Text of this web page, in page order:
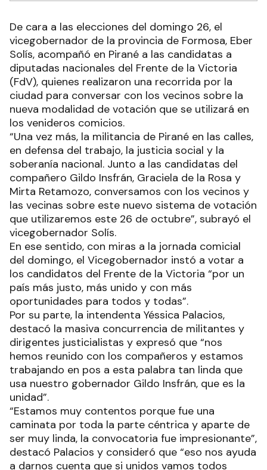
De cara a las elecciones del domingo 26, el
vicegobernador de la provincia de Formosa, Eber
Solís, acompañó en Pirané a las candidatas a
diputadas nacionales del Frente de la Victoria
(FdV), quienes realizaron una recorrida por la
ciudad para conversar con los vecinos sobre la
nueva modalidad de votación que se utilizará en
los venideros comicios.
“Una vez más, la militancia de Pirané en las calles,
en defensa del trabajo, la justicia social y la
soberanía nacional. Junto a las candidatas del
compañero Gildo Insfrán, Graciela de la Rosa y
Mirta Retamozo, conversamos con los vecinos y
las vecinas sobre este nuevo sistema de votación
que utilizaremos este 26 de octubre”, subrayó el
vicegobernador Solís.
En ese sentido, con miras a la jornada comicial
del domingo, el Vicegobernador instó a votar a
los candidatos del Frente de la Victoria “por un
país más justo, más unido y con más
oportunidades para todos y todas”.
Por su parte, la intendenta Yéssica Palacios,
destacó la masiva concurrencia de militantes y
dirigentes justicialistas y expresó que “nos
hemos reunido con los compañeros y estamos
trabajando en pos a esta palabra tan linda que
usa nuestro gobernador Gildo Insfrán, que es la
unidad”.
“Estamos muy contentos porque fue una
caminata por toda la parte céntrica y aparte de
ser muy linda, la convocatoria fue impresionante”,
destacó Palacios y consideró que “eso nos ayuda
a darnos cuenta que si unidos vamos todos